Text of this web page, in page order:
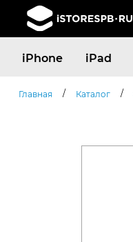
iPhone iPad
Главная / Каталог /